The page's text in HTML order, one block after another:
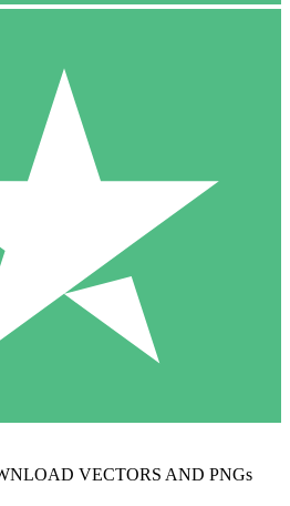
VECTORS AND PNGs